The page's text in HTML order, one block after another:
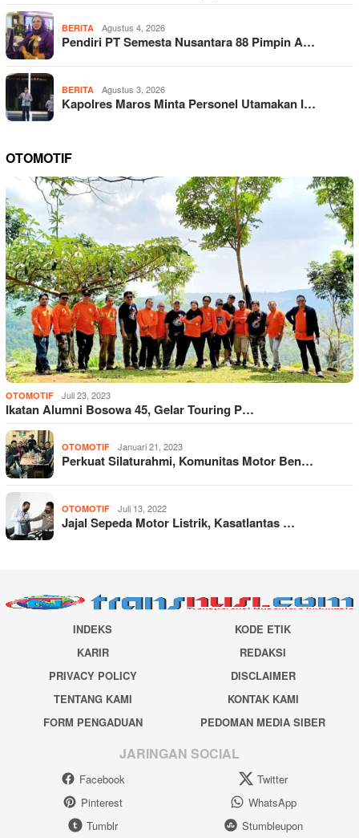
BERITA Agustus 4, 2026
Pendiri PT Semesta Nusantara 88 Pimpin A…
BERITA Agustus 3, 2026
Kapolres Maros Minta Personel Utamakan I…
OTOMOTIF
OTOMOTIF Juli 23, 2023
Ikatan Alumni Bosowa 45, Gelar Touring P…
OTOMOTIF Januari 21, 2023
Perkuat Silaturahmi, Komunitas Motor Ben…
OTOMOTIF Juli 13, 2022
Jajal Sepeda Motor Listrik, Kasatlantas …
INDEKS
KODE ETIK
KARIR
REDAKSI
PRIVACY POLICY
DISCLAIMER
TENTANG KAMI
KONTAK KAMI
FORM PENGADUAN
PEDOMAN MEDIA SIBER
JARINGAN SOCIAL
Facebook
Twitter
Pinterest
WhatsApp
Tumblr
Stumbleupon